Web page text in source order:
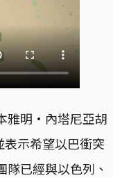
雅明·內塔尼亞胡
示希望以巴衝突
已經與以色列、